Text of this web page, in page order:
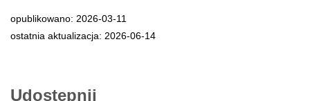
opublikowano: 2026-03-11
ostatnia aktualizacja: 2026-06-14
Udostępnij